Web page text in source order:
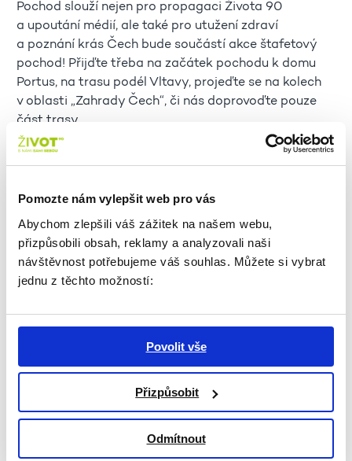
Pomozte nám vylepšit web pro vás
Abychom zlepšili váš zážitek na našem webu,
přizpůsobili obsah, reklamy a analyzovali naši
návštěvnost potřebujeme váš souhlas. Můžete si vybrat
jednu z těchto možností:
Povolit vše
Přizpůsobit
Odmítnout
Pochod slouží nejen pro propagaci Života 90
a upoutání médií, ale také pro utužení zdraví
a poznání krás Čech bude součástí akce štafetový
pochod! Přijďte třeba na začátek pochodu k domu
Portus, na trasu podél Vltavy, projeďte se na kolech
v oblasti „Zahrady Čech“, či nás doprovoďte pouze
část trasy.
Potřebujete s něčím